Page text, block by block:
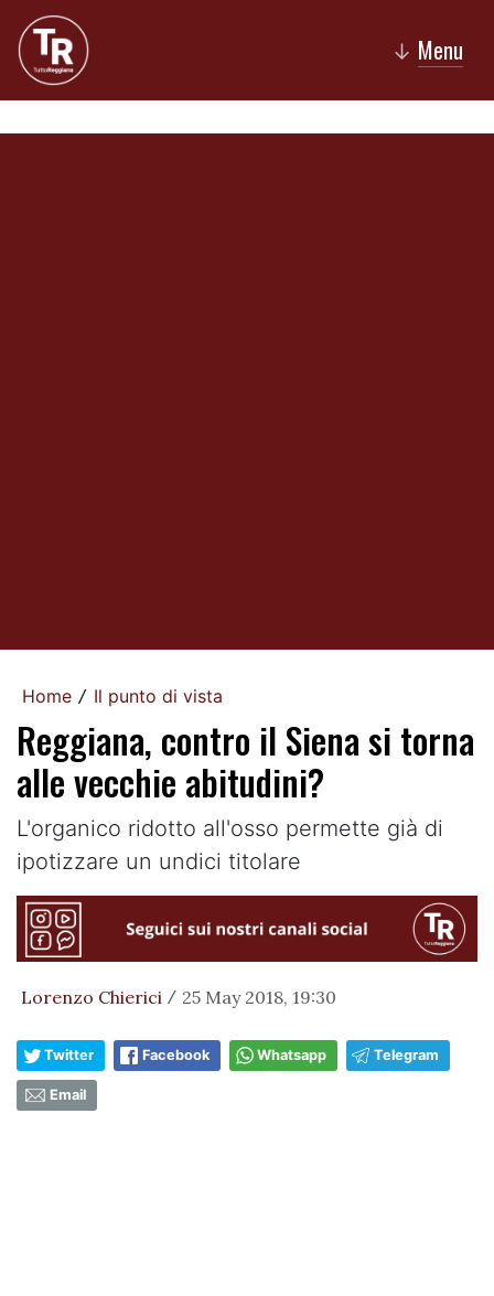
↓ Menu
Home / Il punto di vista
Reggiana, contro il Siena si torna
alle vecchie abitudini?
L'organico ridotto all'osso permette già di
ipotizzare un undici titolare
Lorenzo Chierici / 25 May 2018, 19:30
Twitter Facebook Whatsapp Telegram
Email